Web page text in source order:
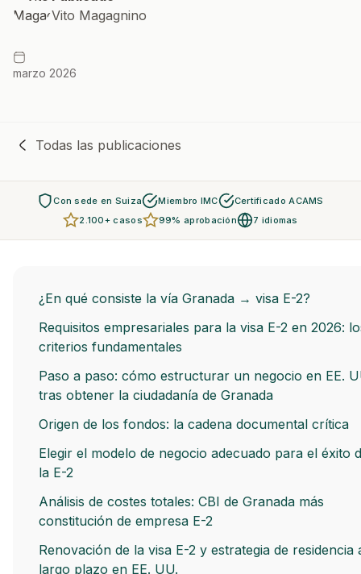
Vito Magagnino
marzo 2026
Todas las publicaciones
Con sede en Suiza Miembro IMC
Certificado ACAMS
2.100+ casos
99% aprobación 7 idiomas
¿En qué consiste la vía Granada → visa E-2?
Requisitos empresariales para la visa E-2 en 2026:
criterios fundamentales
Paso a paso: cómo estructurar un negocio en EE.
tras obtener la ciudadanía de Granada
Origen de los fondos: la cadena documental crítica
Elegir el modelo de negocio adecuado para el éxito
la E-2
Análisis de costes totales: CBI de Granada más
constitución de empresa E-2
Renovación de la visa E-2 y estrategia de residencia
largo plazo en EE. UU.